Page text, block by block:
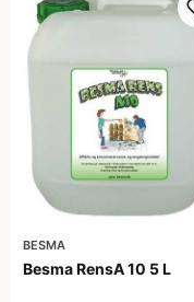
BESMA
Besma RensA 10 5 L